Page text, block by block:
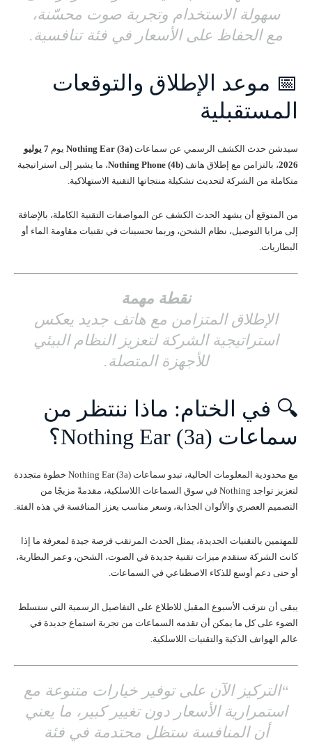
سهولة الاستخدام وتجربة صوت محسّنة،
مع الحفاظ على الأسعار في فئة تنافسية.
📅 موعد الإطلاق والتوقعات
المستقبلية
سيدشن حدث الكشف الرسمي عن سماعات Nothing Ear (3a) يوم
7 يوليو
2026، بالتزامن مع إطلاق هاتف Nothing Phone (4b)، ما يشير إلى استراتيجية
متكاملة من الشركة لتحديث تشكيلة منتجاتها التقنية الاستهلاكية.
من المتوقع أن يشهد الحدث الكشف عن المواصفات التقنية الكاملة، بالإضافة
إلى مزايا التوصيل، نظام الشحن، وربما تحسينات في تقنيات مقاومة الماء أو
البطاريات.
نقطة مهمة
الإطلاق المتزامن مع هاتف جديد يعكس
استراتيجية الشركة لتعزيز النظام البيئي
للأجهزة المتصلة.
🔍 في الختام: ماذا ننتظر من
سماعات Nothing Ear (3a)؟
مع محدودية المعلومات الحالية، تبدو سماعات Nothing Ear (3a) خطوة متجددة
لتعزيز تواجد Nothing في سوق السماعات اللاسلكية، مقدمةً مزيجًا من
التصميم العصري والألوان الجذابة، وسعر مناسب يعزز المنافسة في هذه الفئة.
للمهتمين بالتقنيات الجديدة، يمثل الحدث المرتقب فرصة جيدة لمعرفة ما إذا
كانت الشركة ستقدم ميزات تقنية جديدة في الصوت، الشحن، وعمر البطارية،
أو حتى دعم أوسع للذكاء الاصطناعي في السماعات.
يبقى أن نترقب الأسبوع المقبل للاطلاع على التفاصيل الرسمية التي ستسلط
الضوء على كل ما يمكن أن تقدمه السماعات من تجربة استماع جديدة في
عالم الهواتف الذكية والتقنيات اللاسلكية.
“التركيز الآن على توفير خيارات متنوعة مع
استمرارية الأسعار دون تغيير كبير، ما يعني
أن المنافسة ستظل محتدمة في فئة